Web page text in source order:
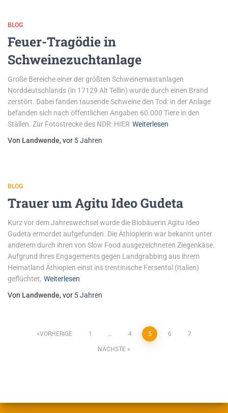
BLOG
Feuer-Tragödie in
Schweinezuchtanlage
Große Bereiche einer der größten Schweinemastanlagen
Norddeutschlands (in 17129 Alt Tellin) wurde durch einen Brand
zerstört. Dabei fanden tausende Schweine den Tod: in der Anlage
befanden sich nach öffentlichen Angaben 60.000 Tiere in den
Ställen. Zur Fotostrecke des NDR: HIER Weiterlesen
Von Landwende, vor 5 Jahren
BLOG
Trauer um Agitu Ideo Gudeta
Kurz vor dem Jahreswechsel wurde die Biobäuerin Agitu Ideo
Gudeta ermordet aufgefunden. Die Äthiopierin war bekannt unter
anderem durch ihren von Slow Food ausgezeichneten Ziegenkäse.
Aufgrund ihres Engagements gegen Landgrabbing aus ihrem
Heimatland Äthiopien einst ins trentinische Fersental (Italien)
geflüchtet, Weiterlesen
Von Landwende, vor 5 Jahren
VORHERIGE 1 … 4 5 6 7
NÄCHSTE